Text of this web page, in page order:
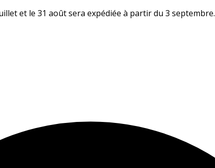
et le 31 août sera expédiée à partir du 3 septembre.